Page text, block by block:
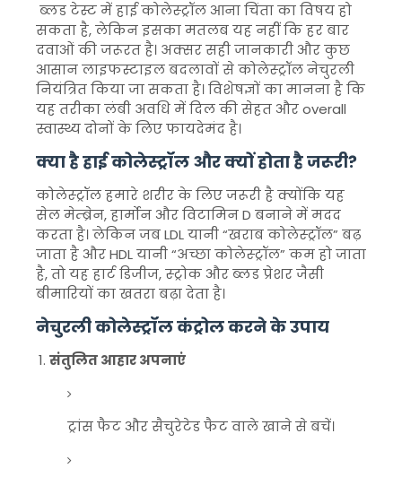
ब्लड टेस्ट में हाई कोलेस्ट्रॉल आना चिंता का विषय हो
सकता है, लेकिन इसका मतलब यह नहीं कि हर बार
दवाओं की जरूरत है। अक्सर सही जानकारी और कुछ
आसान लाइफस्टाइल बदलावों से कोलेस्ट्रॉल नेचुरली
नियंत्रित किया जा सकता है। विशेषज्ञों का मानना है कि
यह तरीका लंबी अवधि में दिल की सेहत और overall
स्वास्थ्य दोनों के लिए फायदेमंद है।
क्या है हाई कोलेस्ट्रॉल और क्यों होता है जरूरी?
कोलेस्ट्रॉल हमारे शरीर के लिए जरूरी है क्योंकि यह
सेल मेम्ब्रेन, हार्मोन और विटामिन D बनाने में मदद
करता है। लेकिन जब LDL यानी “खराब कोलेस्ट्रॉल” बढ़
जाता है और HDL यानी “अच्छा कोलेस्ट्रॉल” कम हो जाता
है, तो यह हार्ट डिजीज, स्ट्रोक और ब्लड प्रेशर जैसी
बीमारियों का खतरा बढ़ा देता है।
नेचुरली कोलेस्ट्रॉल कंट्रोल करने के उपाय
संतुलित आहार अपनाएं
ट्रांस फैट और सैचुरेटेड फैट वाले खाने से बचें।